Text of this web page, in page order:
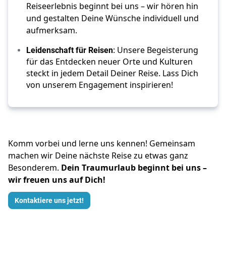
Reiseerlebnis beginnt bei uns – wir hören hin
und gestalten Deine Wünsche individuell und
aufmerksam.
Leidenschaft für Reisen: Unsere Begeisterung
für das Entdecken neuer Orte und Kulturen
steckt in jedem Detail Deiner Reise. Lass Dich
von unserem Engagement inspirieren!
Komm vorbei und lerne uns kennen! Gemeinsam
machen wir Deine nächste Reise zu etwas ganz
Besonderem. Dein Traumurlaub beginnt bei uns –
wir freuen uns auf Dich!
Kontaktiere uns jetzt!